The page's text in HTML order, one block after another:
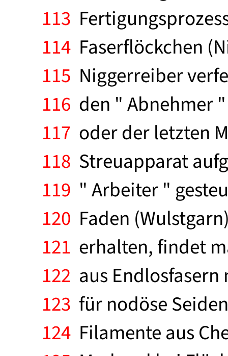
113
114 Faserflöckchen
115 Niggerreiber
116 den " Abnehmer
117 oder der letzten
118 Streuapparat
119 " Arbeiter "
120 Faden
121 erhalten, findet
122 aus
123 für nodöse
124 Filamente aus